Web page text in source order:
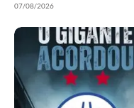
07/08/2026